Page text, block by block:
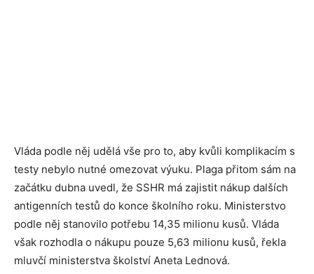
Vláda podle něj udělá vše pro to, aby kvůli komplikacím s
testy nebylo nutné omezovat výuku. Plaga přitom sám na
začátku dubna uvedl, že SSHR má zajistit nákup dalších
antigenních testů do konce školního roku. Ministerstvo
podle něj stanovilo potřebu 14,35 milionu kusů. Vláda
však rozhodla o nákupu pouze 5,63 milionu kusů, řekla
mluvčí ministerstva školství Aneta Lednová.